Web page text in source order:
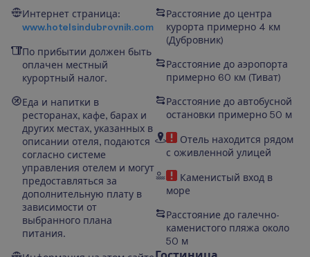
Интернет страница:
www.hotelsindubrovnik.com
По прибытии должен быть
оплачен местный
курортный налог.
Еда и напитки в
ресторанах, кафе, барах и
других местах, указанных в
описании отеля, подаются
согласно системе
управления отелем и могут
предоставляться за
дополнительную плату в
зависимости от
выбранного плана
питания.
Расстояние до центра
курорта примерно 4 км
(Дубровник)
Расстояние до аэропорта
примерно 60 км (Тиват)
Расстояние до автобусной
остановки примерно 50 м
Отель находится рядом
с оживленной улицей
Каменистый вход в
море
Расстояние до галечно-
каменистого пляжа около
50 м